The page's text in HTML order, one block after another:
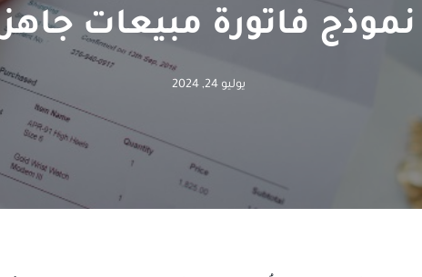
نموذج فاتورة مبيعات جاهز
يوليو 24, 2024